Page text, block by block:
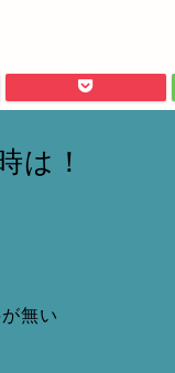
は！
無い